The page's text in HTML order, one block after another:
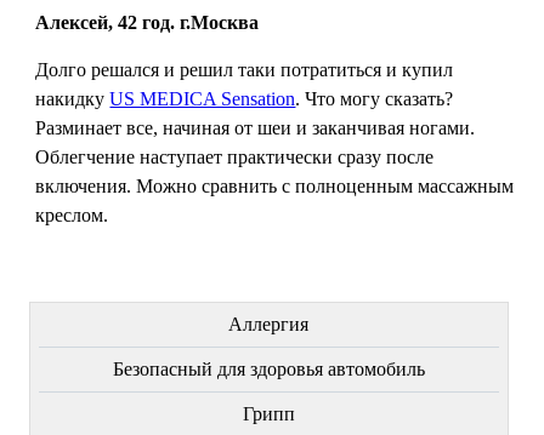
Алексей, 42 год. г.Москва
Долго решался и решил таки потратиться и купил
накидкуUS MEDICA Sensation. Что могу сказать?
Разминает все, начиная от шеи и заканчивая ногами.
Облегчение наступает практически сразу после
включения. Можно сравнить с полноценным массажным
креслом.
Аллергия
Безопасный для здоровья автомобиль
Грипп